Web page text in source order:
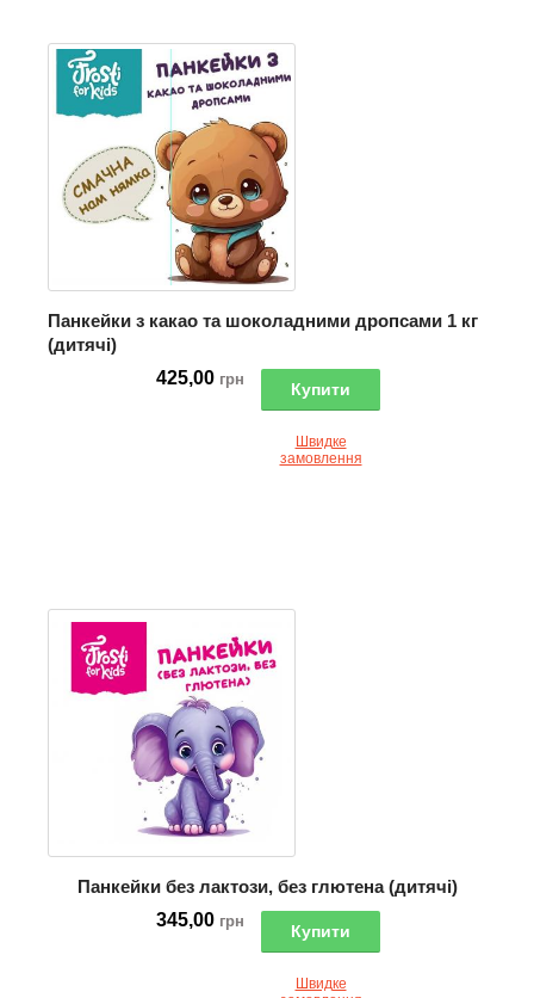
Панкейки з какао та шоколадними дропсами 1 кг
(дитячі)
425,00 грн
Купити
Швидке
замовлення
Панкейки без лактози, без глютена (дитячі)
345,00 грн
Купити
Швидке